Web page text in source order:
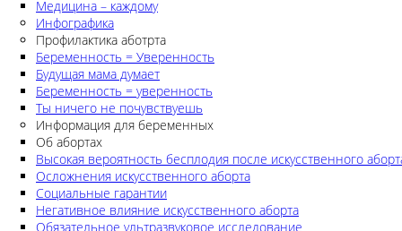
Медицина – каждому
Инфографика
Профилактика аботрта
Беременность = Уверенность
Будущая мама думает
Беременность = уверенность
Ты ничего не почувствуешь
Информация для беременных
Об абортах
Высокая вероятность бесплодия после искусственного
Осложнения искусственного аборта
Социальные гарантии
Негативное влияние искусственного аборта
Обязательное ультразвуковое исследование